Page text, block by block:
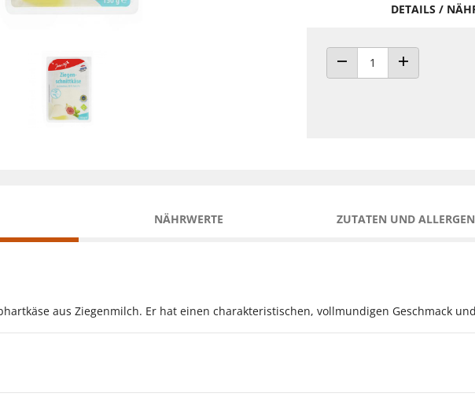
DETAILS /
ANZAHL VERRINGERN
ANZAHL
NÄHRWERTE ZUTATEN UND
aus Ziegenmilch. Er hat einen charakteristischen, vollmundigen Geschmack